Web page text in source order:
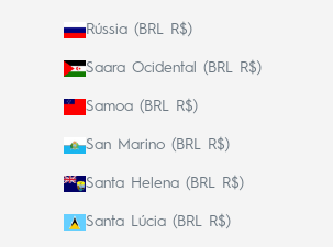
Rússia (BRL R$)
Saara Ocidental (BRL R$)
Samoa (BRL R$)
San Marino (BRL R$)
Santa Helena (BRL R$)
Santa Lúcia (BRL R$)